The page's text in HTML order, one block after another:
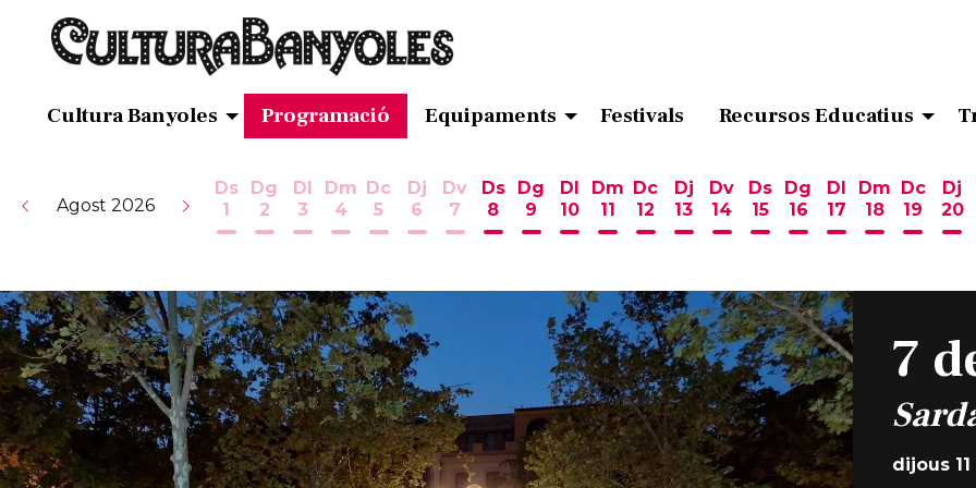
Cultura Banyoles Programació Equipaments Festivals Recursos Educatius
Agost 2026
Ds
1
Dissabte 1 d'agost
Dg
2
Diumenge 2 d'agost
Dl
3
Dilluns 3 d'agost
Dm
4
Dimarts 4 d'agost
Dc
5
Dimecres 5 d'agost
Dj
6
Dijous 6 d'agost
Dv
7
Divendres 7 d'agost
Ds
8
Dissabte 8 d'agost
Dg
9
Diumenge 9 d'agost
Dl
10
Dilluns 10 d'agost
Dm
11
Dimarts 11 d'agost
Dc
12
Dimecres 12 d'agost
Dj
13
Dijous 13 d'agost
Dv
14
Divendres 14 d'agost
Ds
15
Dissabte 15 d'agost
Dg
16
Diumenge 16
Dl
17
Dilluns 17
Dm
18
Dimarts 18
Dc
19
Dj
20
7
dijous